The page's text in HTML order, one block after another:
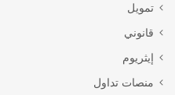
تمويل
قانوني
إيثريوم
منصات تداول